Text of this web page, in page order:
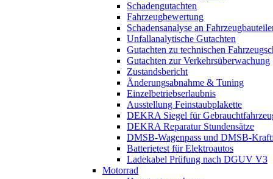
Schadengutachten
Fahrzeugbewertung
Schadensanalyse an
Unfallanalytische Gutachten
Gutachten zu technischen
Gutachten zur Verkehrsüberwachung
Zustandsbericht
Änderungsabnahme & Tuning
Einzelbetriebserlaubnis
Ausstellung Feinstaubplakette
DEKRA Siegel für
DEKRA Reparatur Stundensätze
DMSB-Wagenpass und DMSB-
Batterietest für Elektroautos
Ladekabel Prüfung nach DGUV V3
Motorrad